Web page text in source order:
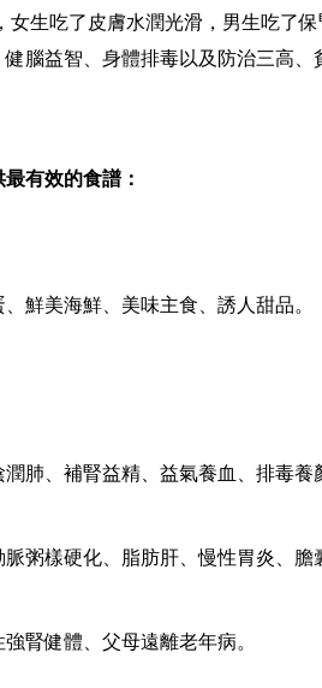
女生吃了皮膚水潤光滑，男生吃了
腦益智、身體排毒以及防治三高
有效的食譜：
鮮美海鮮、美味主食、誘人甜品。
肺、補腎益精、益氣養血、排毒養
粥樣硬化、脂肪肝、慢性胃炎、膽
腎健體、父母遠離老年病。